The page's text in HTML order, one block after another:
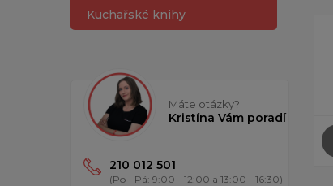
Kuchařské knihy
Máte otázky?
Kristína Vám poradí
210 012 501
(Po - Pá: 9:00 - 12:00 a 13:00 - 16:30)